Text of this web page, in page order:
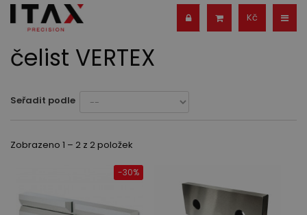
Kč
čelist VERTEX
Seřadit podle
Zobrazeno 1 – 2 z 2 položek
-30%